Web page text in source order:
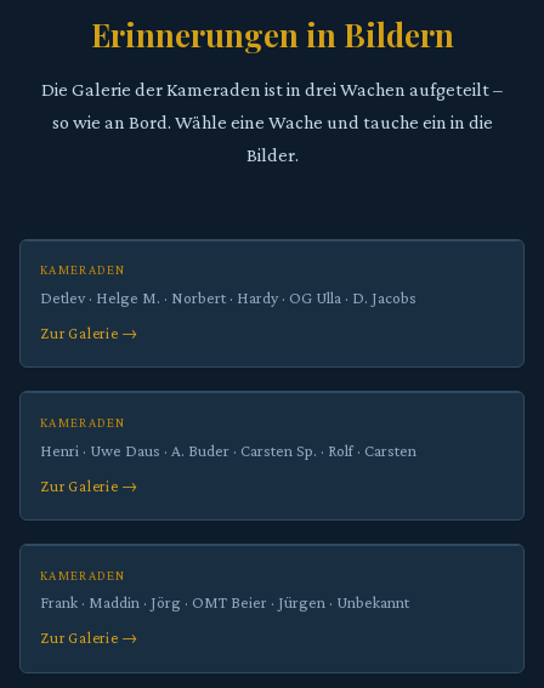
Erinnerungen in Bildern
Die Galerie der Kameraden ist in drei Wachen aufgeteilt –
so wie an Bord. Wähle eine Wache und tauche ein in die
Bilder.
KAMERADEN
Detlev · Helge M. · Norbert · Hardy · OG Ulla · D. Jacobs
Zur Galerie →
KAMERADEN
Henri · Uwe Daus · A. Buder · Carsten Sp. · Rolf · Carsten
Zur Galerie →
KAMERADEN
Frank · Maddin · Jörg · OMT Beier · Jürgen · Unbekannt
Zur Galerie →